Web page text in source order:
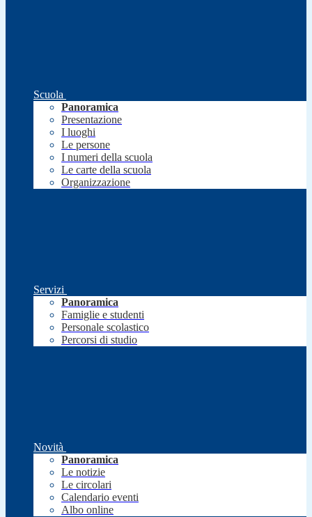
Scuola
Panoramica
Presentazione
I luoghi
Le persone
I numeri della scuola
Le carte della scuola
Organizzazione
Servizi
Panoramica
Famiglie e studenti
Personale scolastico
Percorsi di studio
Novità
Panoramica
Le notizie
Le circolari
Calendario eventi
Albo online